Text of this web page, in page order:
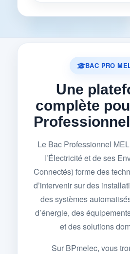
BAC PRO
Une
complète
Le Bac Professionnel
l’Électricité et de ses
Connectés) forme des
d’intervenir sur des
des systèmes
d’énergie, des
et des solutions
Sur BPmelec, vous